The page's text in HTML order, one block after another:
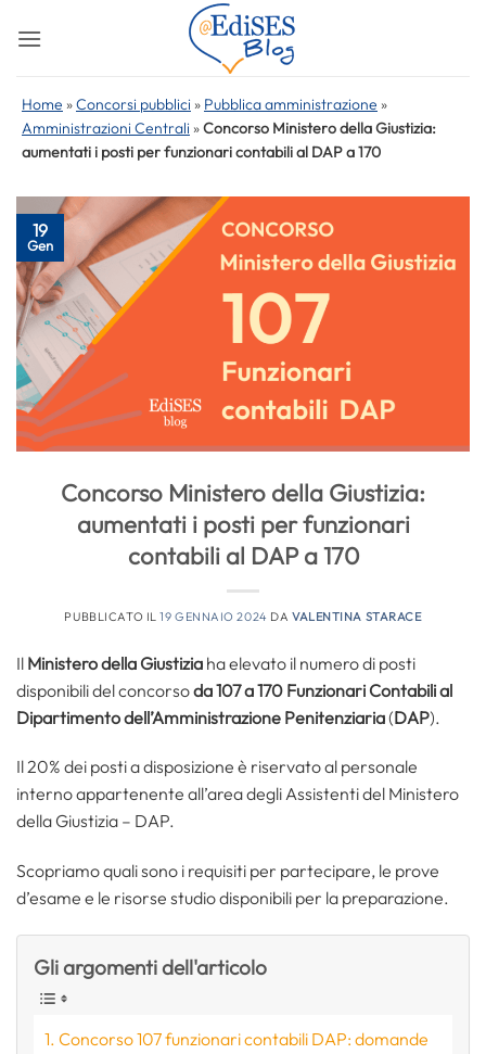
Home »Concorsi pubblici » Pubblica amministrazione »
Amministrazioni Centrali »Concorso Ministero della Giustizia:
aumentati i posti per funzionari contabili al DAP a 170
19
Gen
Concorso Ministero della Giustizia:
aumentati i posti per funzionari
contabili al DAP a 170
PUBBLICATO IL19 GENNAIO 2024 DA VALENTINA STARACE
Il Ministero della Giustizia ha elevato il numero di posti
disponibili del concorsoda 107 a 170 Funzionari Contabili al
Dipartimento dell’Amministrazione Penitenziaria(DAP).
Il 20% dei posti a disposizione è riservato al personale
interno appartenente all’area degli Assistenti del Ministero
della Giustizia – DAP.
Scopriamo quali sono i requisiti per partecipare, le prove
d’esame e le risorse studio disponibili per la preparazione.
Gli argomenti dell'articolo
Concorso 107 funzionari contabili DAP: domande